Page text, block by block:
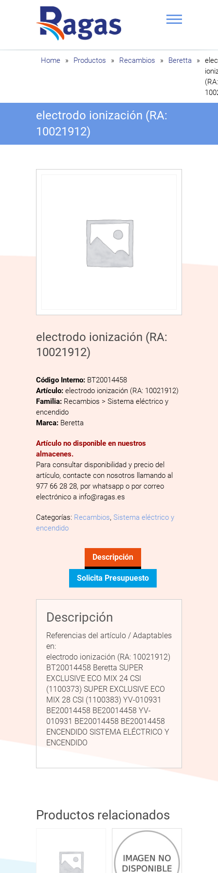
Ragas
Home » Productos » Recambios » Beretta »
(RA:
electrodo ionización (RA:
10021912)
electrodo ionización (RA:
10021912)
Código Interno: BT20014458
Artículo: electrodo ionización (RA: 10021912)
Familia: Recambios > Sistema eléctrico y
encendido
Marca: Beretta
Artículo no disponible en nuestros
almacenes.
Para consultar disponibilidad y precio del
artículo, contacte con nosotros llamando al
977 66 28 28, por whatsapp o por correo
electrónico a info@ragas.es
Categorías: Recambios, Sistema eléctrico y
encendido
Descripción
Solicita Presupuesto
Descripción
Referencias del artículo / Adaptables
en:
electrodo ionización (RA: 10021912)
BT20014458 Beretta SUPER
EXCLUSIVE ECO MIX 24 CSI
(1100373) SUPER EXCLUSIVE ECO
MIX 28 CSI (1100383) YV-010931
BE20014458 BE20014458 YV-
010931 BE20014458 BE20014458
ENCENDIDO SISTEMA ELÉCTRICO Y
ENCENDIDO
Productos relacionados